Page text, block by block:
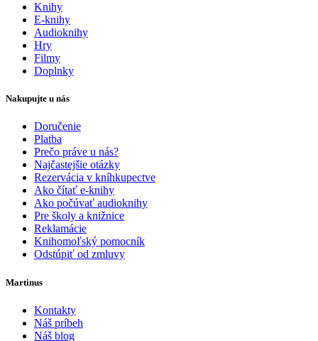
Knihy
E-knihy
Audioknihy
Hry
Filmy
Doplnky
Nakupujte u nás
Doručenie
Platba
Prečo práve u nás?
Najčastejšie otázky
Rezervácia v kníhkupectve
Ako čítať e-knihy
Ako počúvať audioknihy
Pre školy a knižnice
Reklamácie
Knihomoľský pomocník
Odstúpiť od zmluvy
Martinus
Kontakty
Náš príbeh
Náš blog